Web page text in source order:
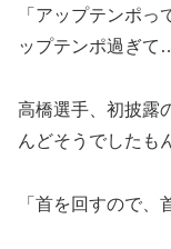
「アップテンポ
ップテンポ過ぎて
高橋選手、初披露
んどそうでしたも
「首を回すので、